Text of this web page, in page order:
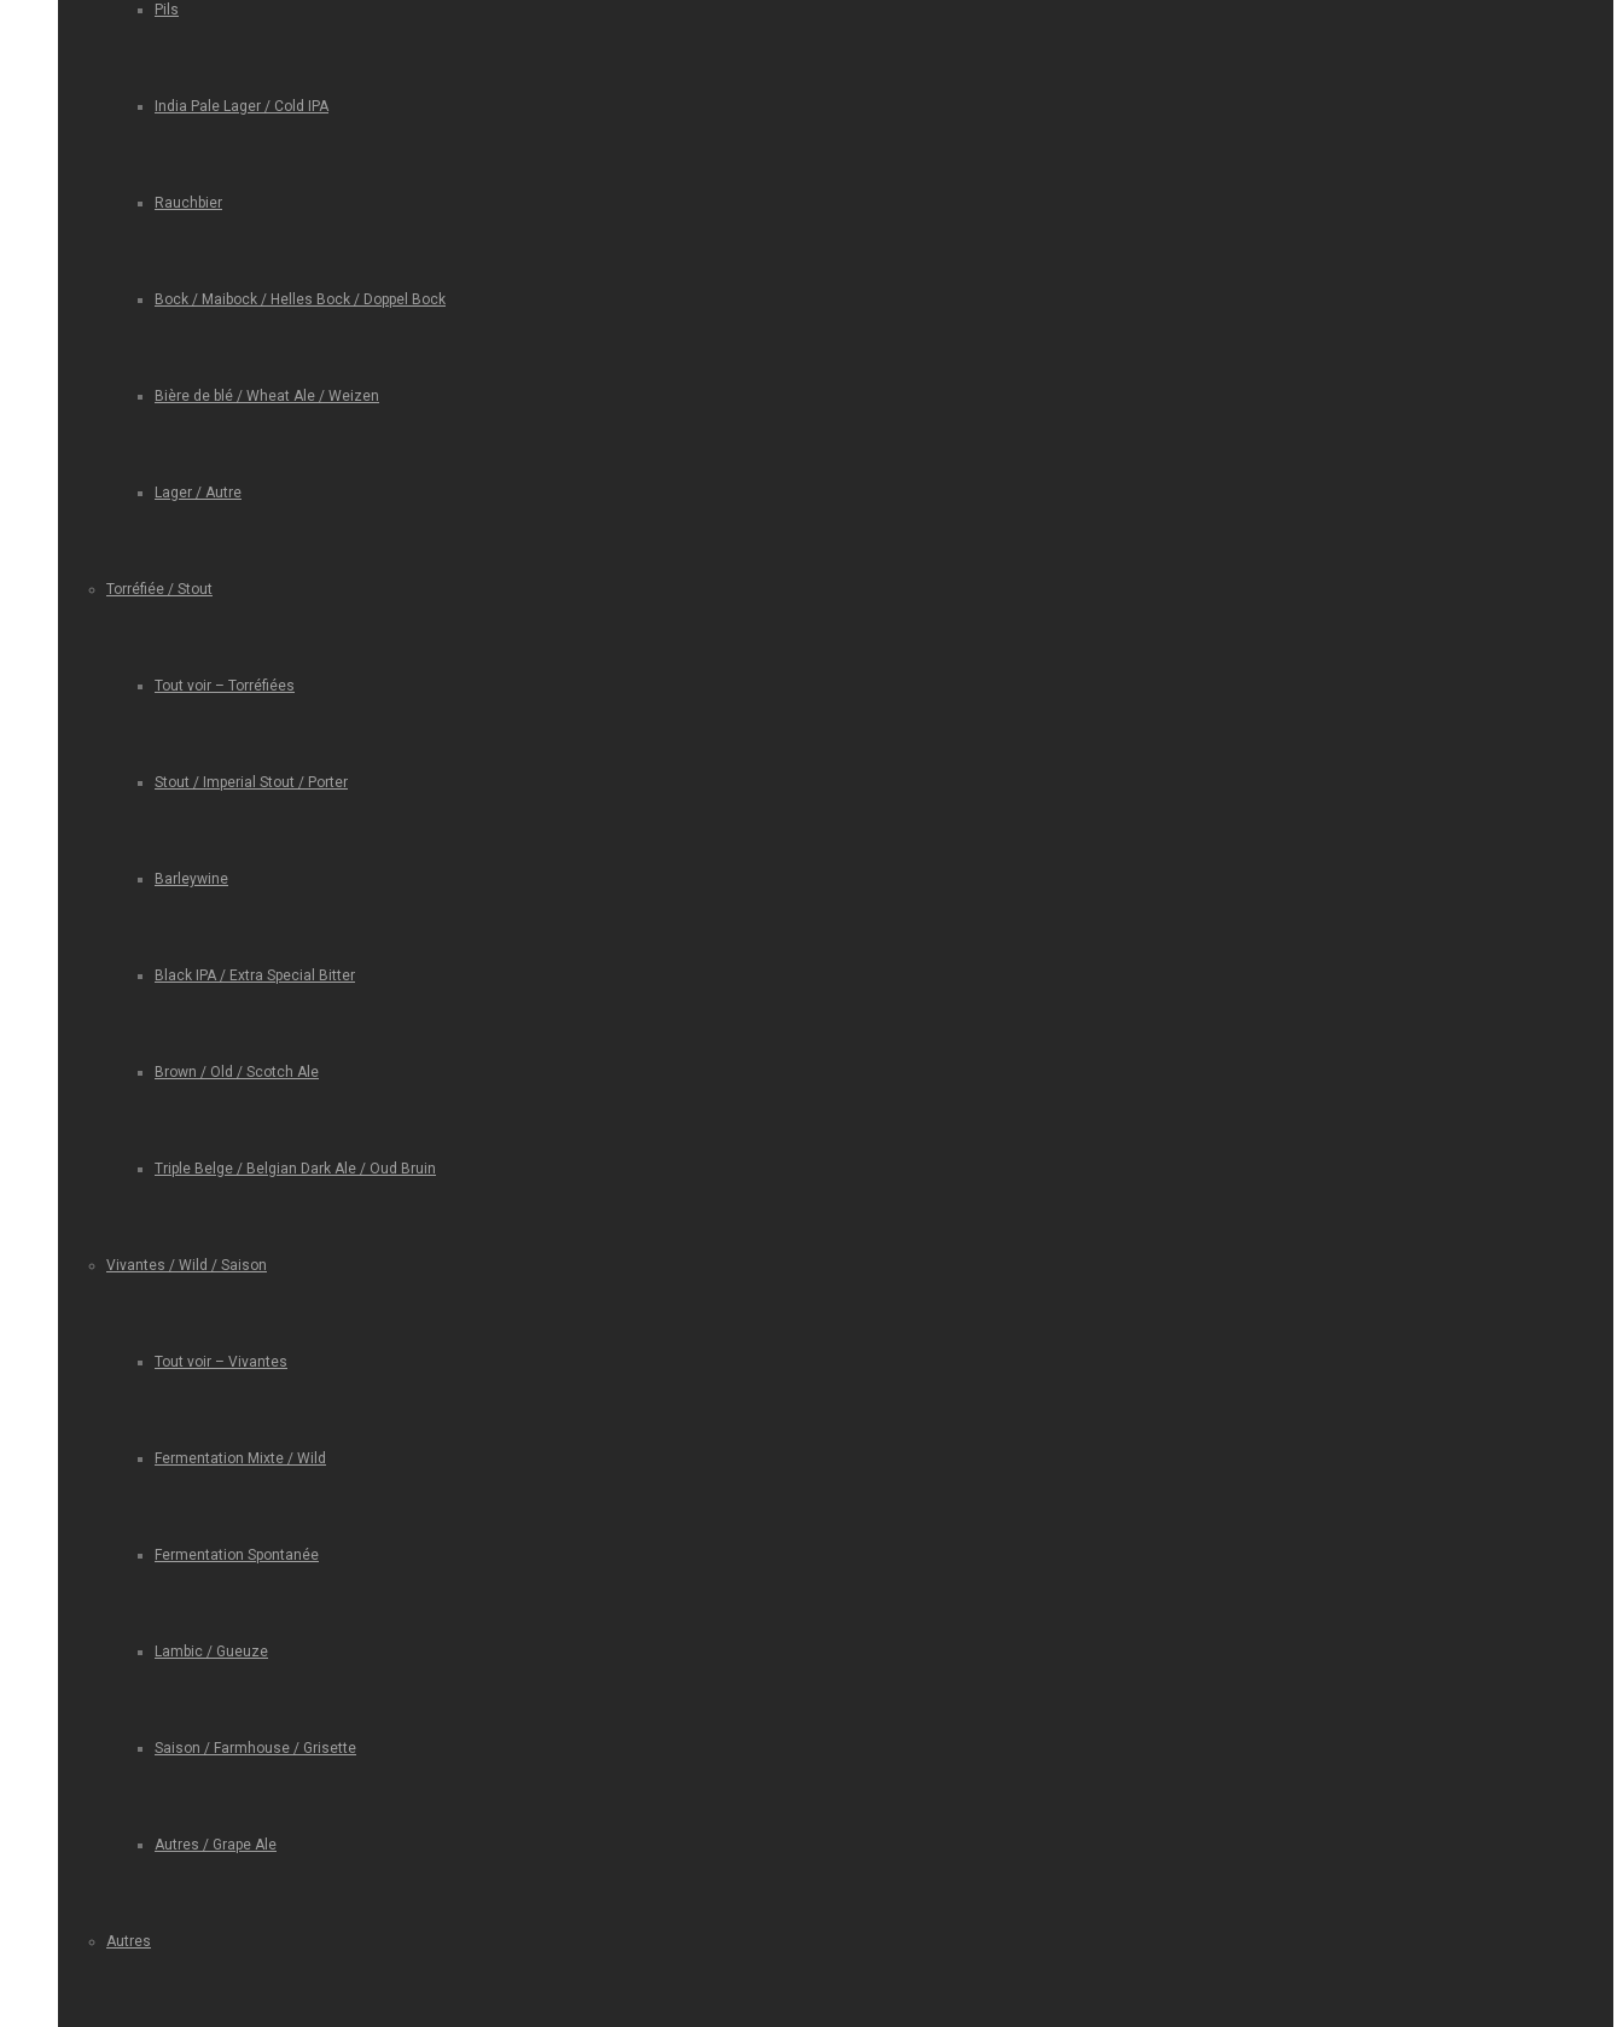
Pils
India Pale Lager / Cold IPA
Rauchbier
Bock / Maibock / Helles Bock / Doppel Bock
Bière de blé / Wheat Ale / Weizen
Lager / Autre
Torréfiée / Stout
Tout voir – Torréfiées
Stout / Imperial Stout / Porter
Barleywine
Black IPA / Extra Special Bitter
Brown / Old / Scotch Ale
Triple Belge / Belgian Dark Ale / Oud Bruin
Vivantes / Wild / Saison
Tout voir – Vivantes
Fermentation Mixte / Wild
Fermentation Spontanée
Lambic / Gueuze
Saison / Farmhouse / Grisette
Autres / Grape Ale
Autres